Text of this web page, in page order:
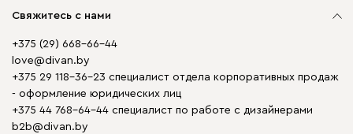
Свяжитесь с нами
+375 (29) 668-66-44
love@divan.by
+375 29 118-36-23 специалист отдела корпоративных продаж
- оформление юридических лиц
+375 44 768-64-44 специалист по работе с дизайнерами
b2b@divan.by